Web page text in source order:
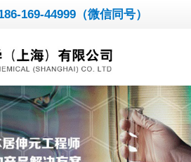
169-44999（微信同号）